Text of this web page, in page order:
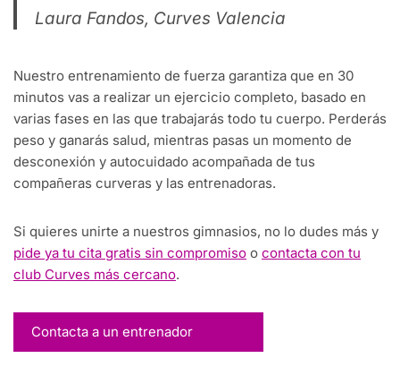
Laura Fandos, Curves Valencia
Nuestro entrenamiento de fuerza garantiza que en 30
minutos vas a realizar un ejercicio completo, basado en
varias fases en las que trabajarás todo tu cuerpo. Perderás
peso y ganarás salud, mientras pasas un momento de
desconexión y autocuidado acompañada de tus
compañeras curveras y las entrenadoras.
Si quieres unirte a nuestros gimnasios, no lo dudes más y
pide ya tu cita gratis sin compromiso o contacta con tu
club Curves más cercano.
Contacta a un entrenador